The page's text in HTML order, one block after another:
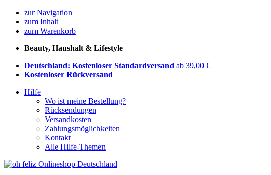
zur Navigation
zum Inhalt
zum Warenkorb
Beauty, Haushalt & Lifestyle
Deutschland: Kostenloser Standardversand ab 39,00 €
Kostenloser Rückversand
Hilfe
Wo ist meine Bestellung?
Rücksendungen
Versandkosten
Zahlungsmöglichkeiten
Kontakt
Alle Hilfe-Themen